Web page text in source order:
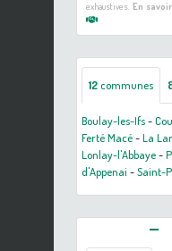
exhaustives. En
12communes
Boulay-les-Ifs-
Ferté Macé-La
Lonlay-l'Abbaye-
d'Appenai -Saint-